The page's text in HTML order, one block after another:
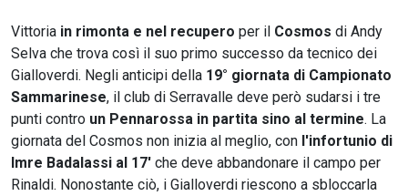
Vittoria in rimonta e nel recupero per il Cosmos di Andy
Selva che trova così il suo primo successo da tecnico dei
Gialloverdi. Negli anticipi della 19° giornata di Campionato
Sammarinese, il club di Serravalle deve però sudarsi i tre
punti contro un Pennarossa in partita sino al termine. La
giornata del Cosmos non inizia al meglio, con l'infortunio di
Imre Badalassi al 17' che deve abbandonare il campo per
Rinaldi. Nonostante ciò, i Gialloverdi riescono a sbloccarla